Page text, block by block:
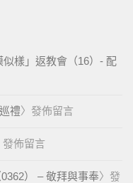
樣」返教會（16）- 配
禮〉發佈留言
發佈留言
） – 敬拜與事奉〉發